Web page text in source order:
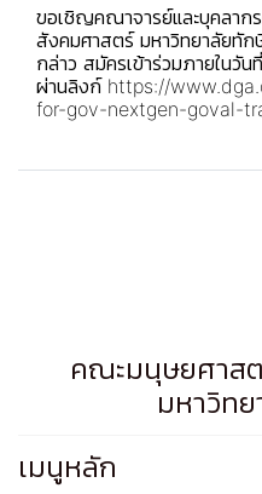
ขอเชิญคณาจารย์และบุคลาก
สังคมศาสตร์ มหาวิทยาลัยทั
กล่าว สมัครเข้าร่วมภายใน
ผ่านลิงก์ https://
for-gov-nextgen-goval-
คณะมนุษยศาส
มหาวิท
เมนูหลัก